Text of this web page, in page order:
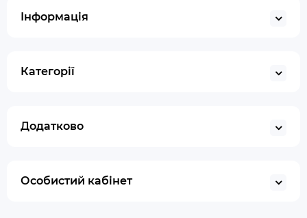
Інформація
Категорії
Додатково
Особистий кабінет